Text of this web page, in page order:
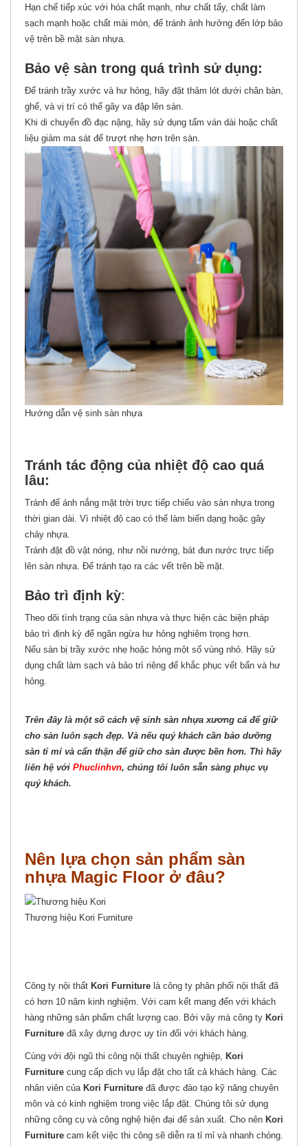
Hạn chế tiếp xúc với hóa chất mạnh, như chất tẩy, chất làm
sạch mạnh hoặc chất mài mòn, để tránh ảnh hưởng đến lớp bảo
vệ trên bề mặt sàn nhựa.
Bảo vệ sàn trong quá trình sử dụng:
Để tránh trầy xước và hư hỏng, hãy đặt thảm lót dưới chân bàn,
ghế, và vị trí có thể gây va đập lên sàn.
Khi di chuyển đồ đạc nặng, hãy sử dụng tấm ván dài hoặc chất
liệu giảm ma sát để trượt nhẹ hơn trên sàn.
Hướng dẫn vệ sinh sàn nhựa
Tránh tác động của nhiệt độ cao quá
lâu:
Tránh để ánh nắng mặt trời trực tiếp chiếu vào sàn nhựa trong
thời gian dài. Vì nhiệt độ cao có thể làm biến dạng hoặc gây
chảy nhựa.
Tránh đặt đồ vật nóng, như nồi nướng, bát đun nước trực tiếp
lên sàn nhựa. Để tránh tạo ra các vết trên bề mặt.
Bảo trì định kỳ:
Theo dõi tình trạng của sàn nhựa và thực hiện các biện pháp
bảo trì định kỳ để ngăn ngừa hư hỏng nghiêm trọng hơn.
Nếu sàn bị trầy xước nhẹ hoặc hỏng một số vùng nhỏ. Hãy sử
dụng chất làm sạch và bảo trì riêng để khắc phục vết bẩn và hư
hỏng.
Trên đây là một số cách vệ sinh sàn nhựa xương cá để giữ
cho sàn luôn sạch đẹp. Và nếu quý khách cần bảo dưỡng
sàn tỉ mỉ và cẩn thận để giữ cho sàn được bền hơn. Thì hãy
liên hệ với Phuclinhvn, chúng tôi luôn sẵn sàng phục vụ
quý khách.
Nên lựa chọn sản phẩm sàn
nhựa Magic Floor ở đâu?
Thương hiệu Kori Furniture
Công ty nội thất Kori Furniture là công ty phân phối nội thất đã
có hơn 10 năm kinh nghiệm. Với cam kết mang đến với khách
hàng những sản phẩm chất lượng cao. Bởi vậy mà công ty Kori
Furniture đã xây dựng được uy tín đối với khách hàng.
Cùng với đội ngũ thi công nội thất chuyên nghiệp,
Kori
Furniture cung cấp dịch vụ lắp đặt cho tất cả khách hàng. Các
nhân viên của Kori Furniture đã được đào tạo kỹ năng chuyên
môn và có kinh nghiệm trong việc lắp đặt. Chúng tôi sử dụng
những công cụ và công nghệ hiện đại để sản xuất. Cho nên Kori
Furniture cam kết việc thi công sẽ diễn ra tỉ mỉ và nhanh chóng.